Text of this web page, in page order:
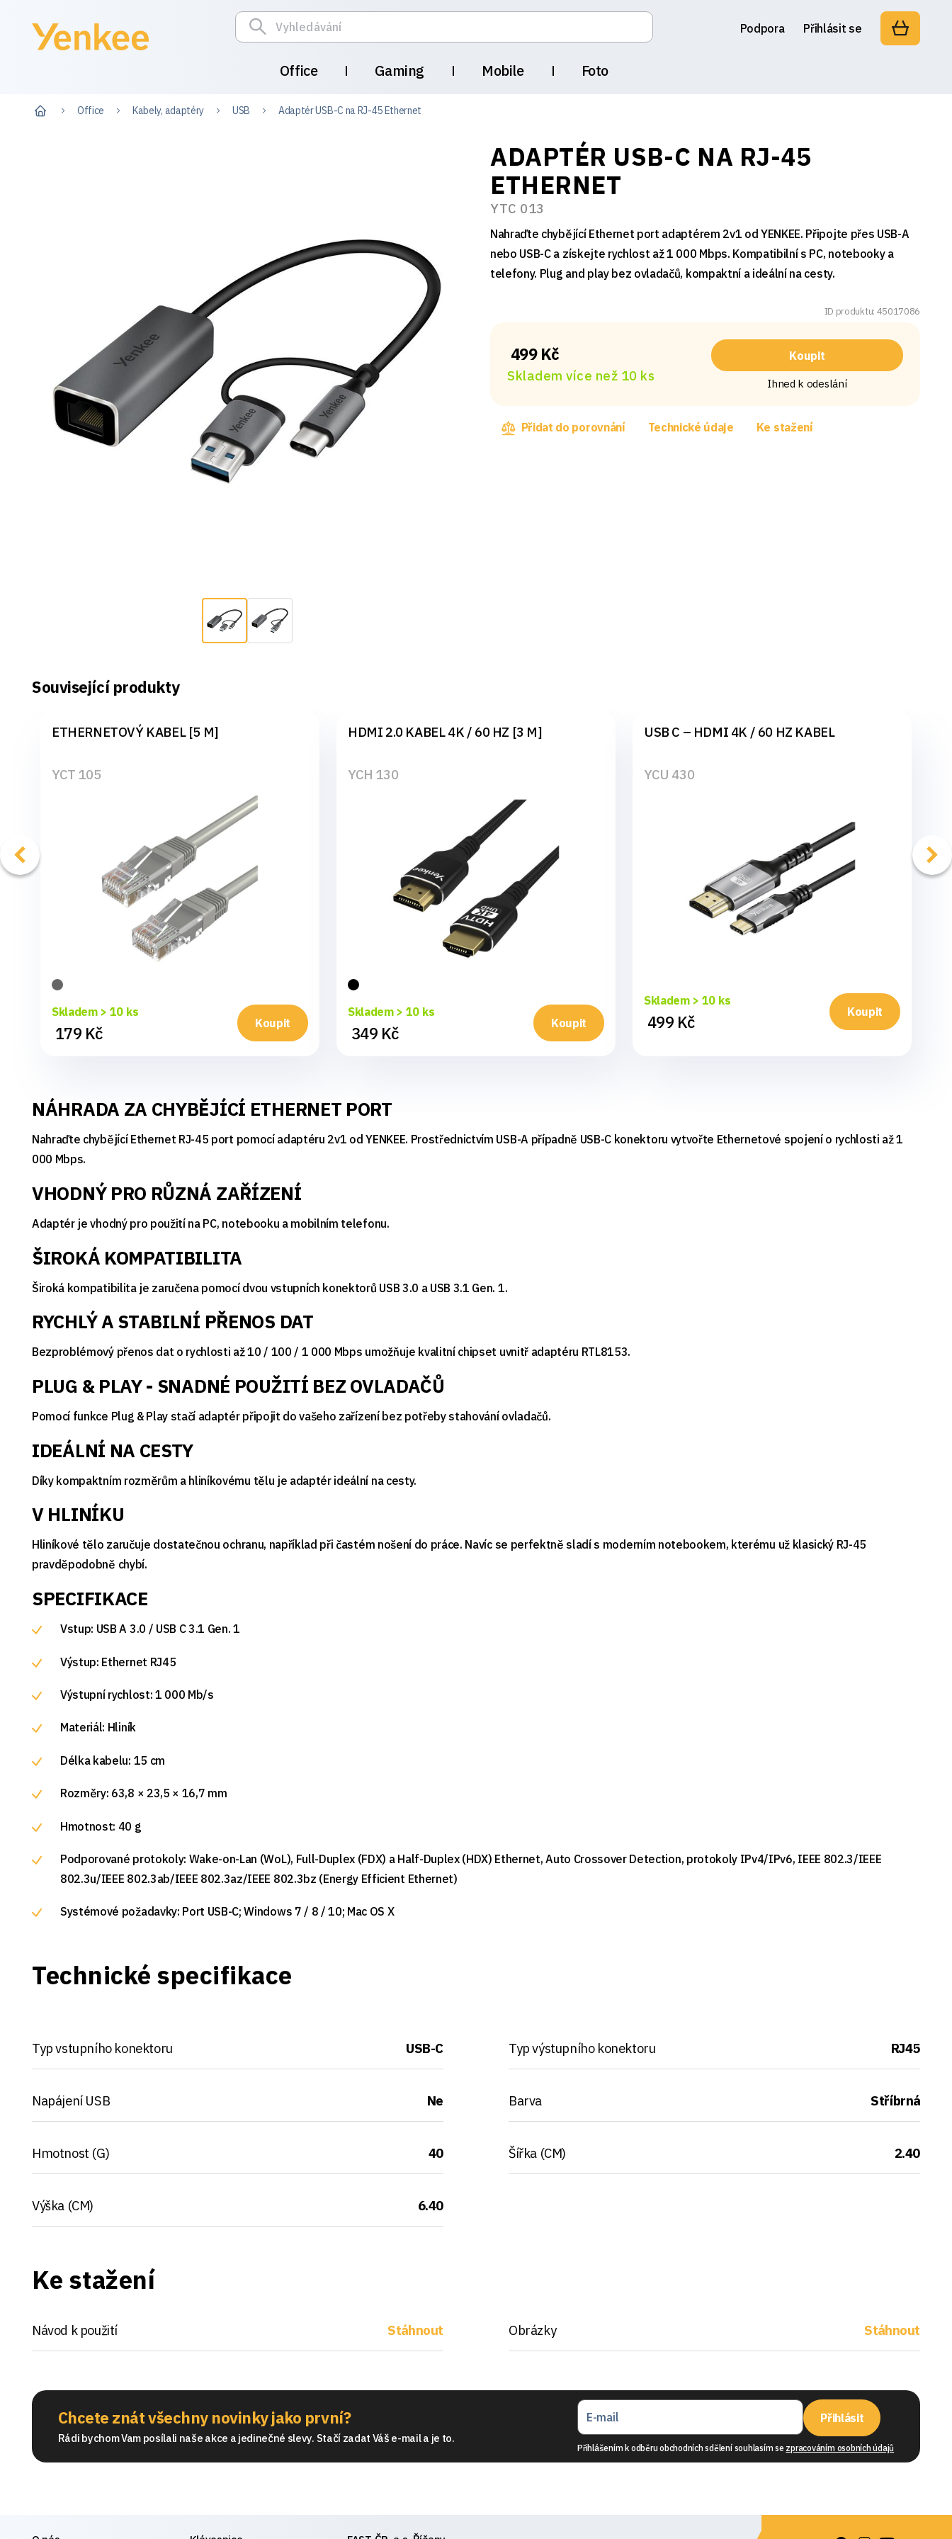
Office Gaming Mobile Foto
Podpora Přihlásit se
Office Kabely, adaptéry USB Adaptér USB-C na RJ-45 Ethernet
ADAPTÉR USB-C NA RJ-45
ETHERNET
YTC 013
Nahraďte chybějící Ethernet port adaptérem 2v1 od YENKEE. Připojte přes USB-A
nebo USB-C a získejte rychlost až 1 000 Mbps. Kompatibilní s PC, notebooky a
telefony. Plug and play bez ovladačů, kompaktní a ideální na cesty.
ID produktu: 45017086
499 Kč
Skladem více než 10 ks
Koupit
Ihned k odeslání
Přidat do porovnání Technické údaje Ke stažení
Související produkty
ETHERNETOVÝ KABEL [5 M]
YCT 105
Skladem > 10 ks
179 Kč Koupit
HDMI 2.0 KABEL 4K / 60 HZ [3 M]
YCH 130
Skladem > 10 ks
349 Kč Koupit
USB C – HDMI 4K / 60 HZ KABEL
YCU 430
Skladem > 10 ks
499 Kč Koupit
NÁHRADA ZA CHYBĚJÍCÍ ETHERNET PORT
Nahraďte chybějící Ethernet RJ-45 port pomocí adaptéru 2v1 od YENKEE. Prostřednictvím USB-A případně USB-C konektoru vytvořte Ethernetové spojení o rychlosti až 1
000 Mbps.
VHODNÝ PRO RŮZNÁ ZAŘÍZENÍ
Adaptér je vhodný pro použití na PC, notebooku a mobilním telefonu.
ŠIROKÁ KOMPATIBILITA
Široká kompatibilita je zaručena pomocí dvou vstupních konektorů USB 3.0 a USB 3.1 Gen. 1.
RYCHLÝ A STABILNÍ PŘENOS DAT
Bezproblémový přenos dat o rychlosti až 10 / 100 / 1 000 Mbps umožňuje kvalitní chipset uvnitř adaptéru RTL8153.
PLUG & PLAY - SNADNÉ POUŽITÍ BEZ OVLADAČŮ
Pomocí funkce Plug & Play stačí adaptér připojit do vašeho zařízení bez potřeby stahování ovladačů.
IDEÁLNÍ NA CESTY
Díky kompaktním rozměrům a hliníkovému tělu je adaptér ideální na cesty.
V HLINÍKU
Hliníkové tělo zaručuje dostatečnou ochranu, například při častém nošení do práce. Navíc se perfektně sladí s moderním notebookem, kterému už klasický RJ-45
pravděpodobně chybí.
SPECIFIKACE
Vstup: USB A 3.0 / USB C 3.1 Gen. 1
Výstup: Ethernet RJ45
Výstupní rychlost: 1 000 Mb/s
Materiál: Hliník
Délka kabelu: 15 cm
Rozměry: 63,8 × 23,5 × 16,7 mm
Hmotnost: 40 g
Podporované protokoly: Wake-on-Lan (WoL), Full-Duplex (FDX) a Half-Duplex (HDX) Ethernet, Auto Crossover Detection, protokoly IPv4/IPv6, IEEE 802.3/IEEE
802.3u/IEEE 802.3ab/IEEE 802.3az/IEEE 802.3bz (Energy Efficient Ethernet)
Systémové požadavky: Port USB-C; Windows 7 / 8 / 10; Mac OS X
Technické specifikace
Typ vstupního konektoru USB-C Typ výstupního konektoru RJ45
Napájení USB Ne Barva Stříbrná
Hmotnost (G) 40 Šířka (CM) 2.40
Výška (CM) 6.40
Ke stažení
Návod k použití Stáhnout Obrázky Stáhnout
Chcete znát všechny novinky jako první?
Rádi bychom Vam posílali naše akce a jedinečné slevy. Stačí zadat Váš e-mail a je to.
Přihlásit
Přihlášením k odběru obchodních sdělení souhlasím se zpracováním osobních údajů